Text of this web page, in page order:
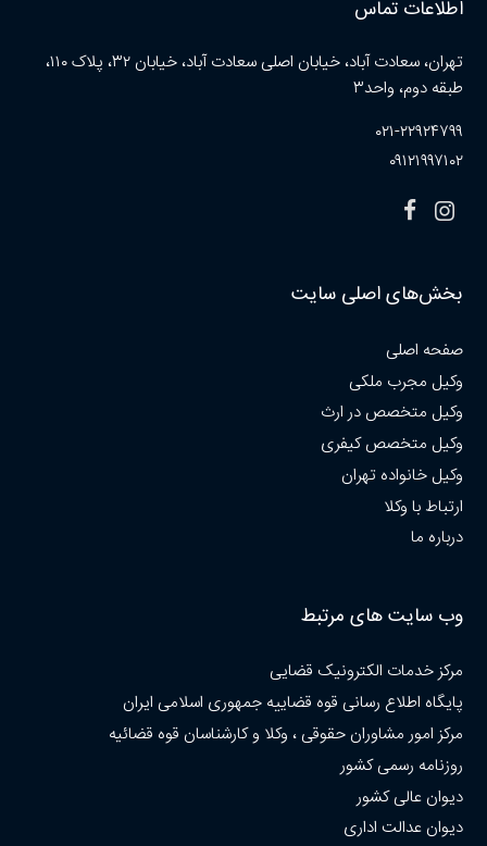
اطلاعات تماس
تهران، سعادت آباد، خیابان اصلی سعادت آباد، خیابان ۳۲، پلاک ۱۱۰،
طبقه دوم، واحد۳
۰۲۱-۲۲۹۲۴۷۹۹
۰۹۱۲۱۹۹۷۱۰۲
بخش‌های اصلی سایت
صفحه اصلی
وکیل مجرب ملکی
وکیل متخصص در ارث
وکیل متخصص کیفری
وکیل خانواده تهران
ارتباط با وکلا
درباره ما
وب سایت های مرتبط
مرکز خدمات الکترونیک قضایی
پایگاه اطلاع رسانی قوه قضاییه جمهوری اسلامی ایران
مرکز امور مشاوران حقوقی ، وکلا و کارشناسان قوه قضائیه
روزنامه رسمی کشور
دیوان عالی کشور
دیوان عدالت اداری